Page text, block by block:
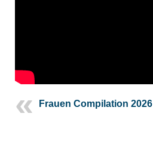
Frauen Compilation 2026